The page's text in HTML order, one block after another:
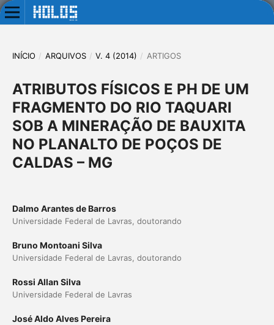
INÍCIO / ARQUIVOS / V. 4 (2014) / ARTIGOS
ATRIBUTOS FÍSICOS E PH DE UM
FRAGMENTO DO RIO TAQUARI
SOB A MINERAÇÃO DE BAUXITA
NO PLANALTO DE POÇOS DE
CALDAS – MG
Dalmo Arantes de Barros
Universidade Federal de Lavras, doutorando
Bruno Montoani Silva
Universidade Federal de Lavras, doutorando
Rossi Allan Silva
Universidade Federal de Lavras
José Aldo Alves Pereira